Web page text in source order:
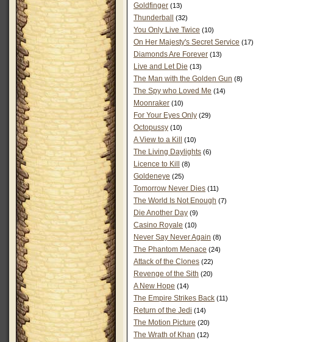
Goldfinger (13)
Thunderball
(32)
You Only Live Twice (10)
On Her Majesty's Secret Service (17)
Diamonds Are Forever (13)
Live and Let Die (13)
The Man with the Golden Gun (8)
The Spy who Loved Me (14)
Moonraker (10)
For Your Eyes Only (29)
Octopussy (10)
A View to a Kill
(10)
The Living Daylights (6)
Licence to Kill
(8)
Goldeneye (25)
Tomorrow Never Dies (11)
The World Is Not Enough (7)
Die Another Day (9)
Casino Royale (10)
Never Say Never Again (8)
The Phantom Menace (24)
Attack of the Clones (22)
Revenge of the Sith (20)
A New Hope (14)
The Empire Strikes Back (11)
Return of the Jedi (14)
The Motion Picture (20)
The Wrath of Khan (12)